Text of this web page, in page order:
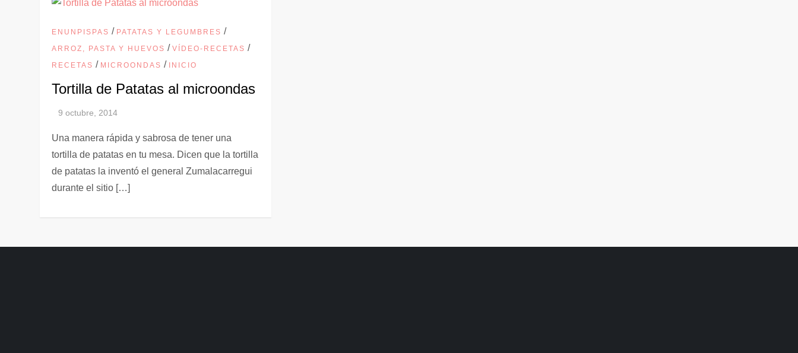
ENUNPISPAS / PATATAS Y LEGUMBRES /
ARROZ, PASTA Y HUEVOS /VÍDEO-RECETAS /
RECETAS / MICROONDAS / INICIO
Tortilla de Patatas al microondas
Una manera rápida y sabrosa de tener una
tortilla de patatas en tu mesa. Dicen que la tortilla
de patatas la inventó el general Zumalacarregui
durante el sitio […]